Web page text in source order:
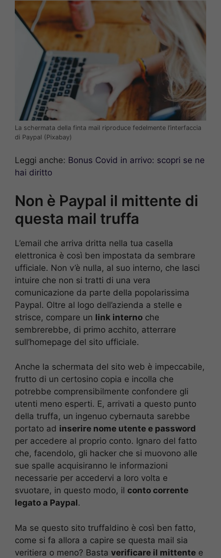
La schermata della finta mail riproduce fedelmente l’interfaccia
di Paypal (Pixabay)
Leggi anche: Bonus Covid in arrivo: scopri se ne
hai diritto
Non è Paypal il mittente di
questa mail truffa
L’email che arriva dritta nella tua casella
elettronica è così ben impostata da sembrare
ufficiale. Non v’è nulla, al suo interno, che lasci
intuire che non si tratti di una vera
comunicazione da parte della popolarissima
Paypal. Oltre al logo dell’azienda a stelle e
strisce, compare un link interno che
sembrerebbe, di primo acchito, atterrare
sull’homepage del sito ufficiale.
Anche la schermata del sito web è impeccabile,
frutto di un certosino copia e incolla che
potrebbe comprensibilmente confondere gli
utenti meno esperti. E, arrivati a questo punto
della truffa, un ingenuo cybernauta sarebbe
portato ad inserire nome utente e password
per accedere al proprio conto. Ignaro del fatto
che, facendolo, gli hacker che si muovono alle
sue spalle acquisiranno le informazioni
necessarie per accedervi a loro volta e
svuotare, in questo modo, il conto corrente
legato a Paypal.
Ma se questo sito truffaldino è così ben fatto,
come si fa allora a capire se questa mail sia
veritiera o meno? Basta verificare il mittente e